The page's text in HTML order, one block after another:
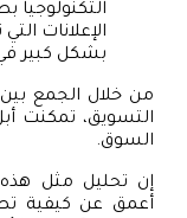
التكنولوجيا
الإعلانات
بشكل كبير في
من خلال الجمع بين
التسويق، تمكنت
السوق.
إن تحليل مثل هذه
أعمق عن كيفية